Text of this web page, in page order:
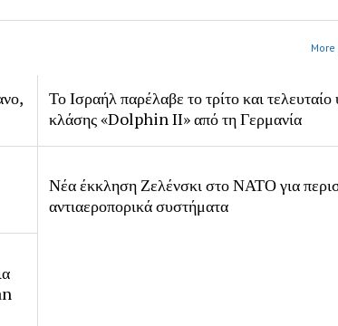
Το Ισραήλ παρέλαβε το τρίτο και
κλάσης «Dolphin II» από τη Γερμανία
Νέα έκκληση Ζελένσκι στο ΝΑΤΟ για
αντιαεροπορικά συστήματα